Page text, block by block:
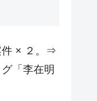
件 × ２。⇒
「李在明